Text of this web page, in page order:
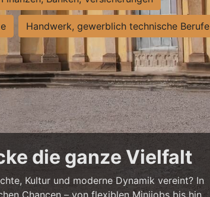
Handwerk, gewerblich technische Berufe
die ganze Vielfalt
Kultur und moderne Dynamik vereint? In